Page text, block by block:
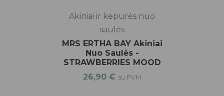
Akiniai ir kepurės nuo
saulės
MRS ERTHA BAY Akiniai
Nuo Saulės -
STRAWBERRIES MOOD
26,90 € su PVM